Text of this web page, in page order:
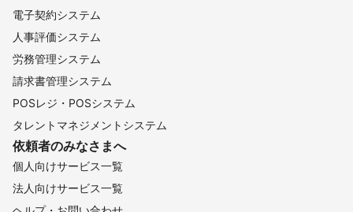
電子契約システム
人事評価システム
労務管理システム
請求書管理システム
POSレジ・POSシステム
タレントマネジメントシステム
依頼者のみなさまへ
個人向けサービス一覧
法人向けサービス一覧